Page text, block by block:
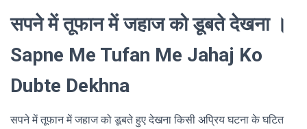
सपने में तूफान में जहाज को डूबते देखना ।
Sapne Me Tufan Me Jahaj Ko
Dubte Dekhna
सपने में तूफान में जहाज को डूबते हुए देखना किसी अप्रिय घटना के घटित